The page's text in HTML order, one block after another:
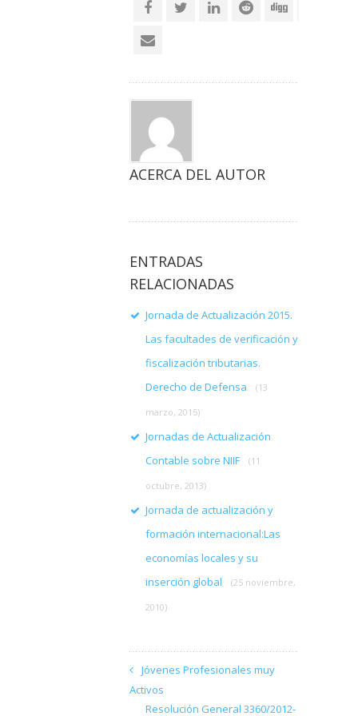
ACERCA DEL AUTOR
ENTRADAS
RELACIONADAS
Jornada de Actualización 2015.
Las facultades de verificación y
fiscalización tributarias.
Derecho de Defensa
(13
marzo, 2015)
Jornadas de Actualización
Contable sobre NIIF
(11
octubre, 2013)
Jornada de actualización y
formación internacional:Las
economías locales y su
inserción global
(25 noviembre,
2010)
Jóvenes Profesionales muy
Activos
Resolución General 3360/2012-